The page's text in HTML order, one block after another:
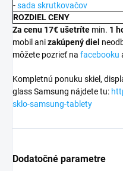
-sada skrutkovačov
ROZDIEL CENY
Za cenu 17€ ušetríte min. 1
mobil anizakúpený diel
môžete pozrieť na facebooku
Kompletnú ponuku skiel,
glass Samsung nájdete tu:
sklo-samsung-tablety
Dodatočné parametre